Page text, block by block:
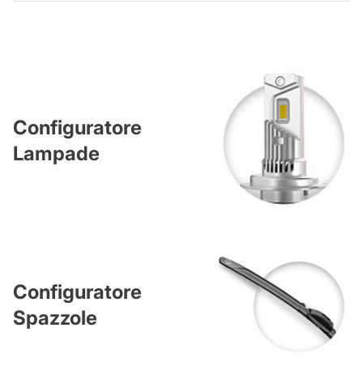
Configuratore
Lampade
Configuratore
Spazzole